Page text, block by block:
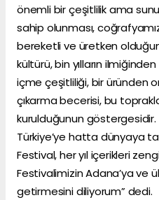
önemli bir çeşitlilik ama
sahip olunması,
bereketli ve üretken
kültürü, bin yılların
içme çeşitliliği, bir üründen
çıkarma becerisi, bu
kurulduğunun
Türkiye’ye hatta dünyaya
Festival, her yıl içerikleri
Festivalimizin Adana’ya ve
getirmesini diliyorum” dedi.